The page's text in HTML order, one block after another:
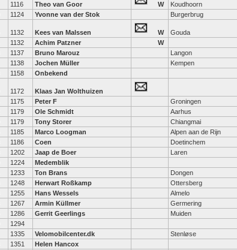
1116 Theo van Goor W Koudhoorn
1124 Yvonne van der Stok Burgerbrug
1132 Kees van Malssen W Gouda
1132 Achim Patzner W
1137 Bruno Marouz Langon
1138 Jochen Müller Kempen
1158 Onbekend
1172
Klaas Jan Wolthuizen
1175 Peter F Groningen
1179 Ole Schmidt Aarhus
1179 Tony Storer Chiangmai
1185 Marco Loogman Alpen aan de Rijn
1186 Coen Doetinchem
1202 Jaap de Boer Laren
1224 Medemblik
1233 Ton Brans Dongen
1248 Herwart Roßkamp Ottersberg
1255 Hans Wessels Almelo
1267 Armin Küllmer Germering
1286 Gerrit Geerlings Muiden
1294
1335 Velomobilcenter.dk Stenløse
1351 Helen Hancox